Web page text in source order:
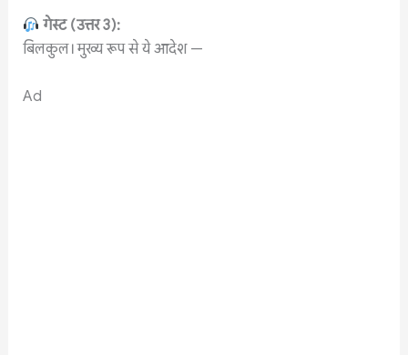
गेस्ट(उत्तर3):
बिलकुल। मुख्य रूप से ये आदेश —
Ad